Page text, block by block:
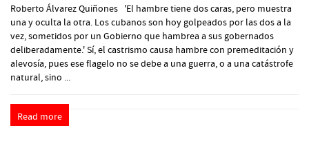
Roberto Álvarez Quiñones 'El hambre tiene dos caras, pero muestra
una y oculta la otra. Los cubanos son hoy golpeados por las dos a la
vez, sometidos por un Gobierno que hambrea a sus gobernados
deliberadamente.' Sí, el castrismo causa hambre con premeditación y
alevosía, pues ese flagelo no se debe a una guerra, o a una catástrofe
natural, sino ...
Read more